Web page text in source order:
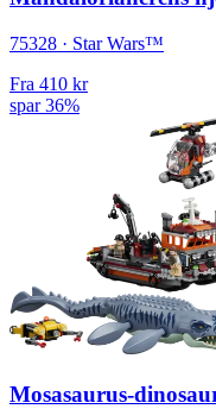
75328 · Star Wars™
Fra 410 kr
spar 36%
Mosasaurus-